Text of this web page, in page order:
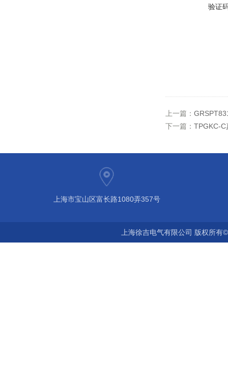
验证
上一篇：
下一篇： TPGKC-C
上海市宝山区富长路1080弄357号
上海徐吉电气有限公司 版权所